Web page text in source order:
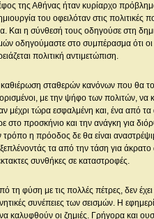
της Αθήνας ήταν κυρίαρχο
του οφειλόταν στις πολιτικές
Και η σύνθεσή τους οδηγούσε στη
οδηγούμαστε στο συμπέρασμα ότι
πολιτική αντιμετώπιση.
καθιέρωση σταθερών κανόνων που θα
ορισμένοι, με την ψήφο των πολιτών,
μέχρι τώρα εσφαλμένη και, ένα από
στο προσκήνιο και την ανάγκη για
η πρόοδος δε θα είναι
τα από την τάση για
συνθήκες σε καταστροφές.
φύση με τις πολλές πέτρες, δεν έχει
συνέπειες των σεισμών. Η
καλυφθούν οι ζημιές. Γρήγορα και